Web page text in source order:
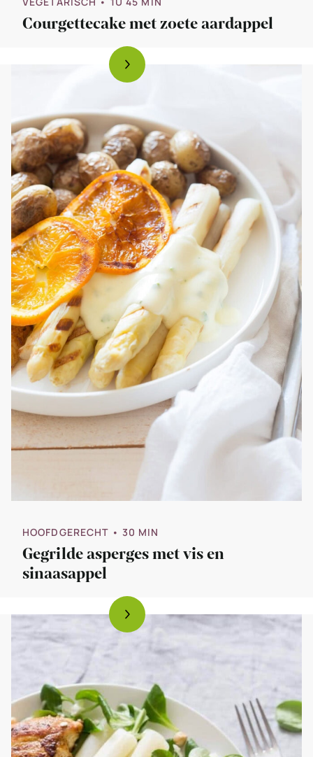
Courgettecake met zoete aardappel
HOOFDGERECHT • 30 MIN
Gegrilde asperges met vis en
sinaasappel